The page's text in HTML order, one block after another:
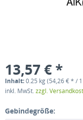
13,57 € *
Inhalt:0.25 kg (54,26 € * /
inkl. MwSt.zzgl.
Gebindegröße: